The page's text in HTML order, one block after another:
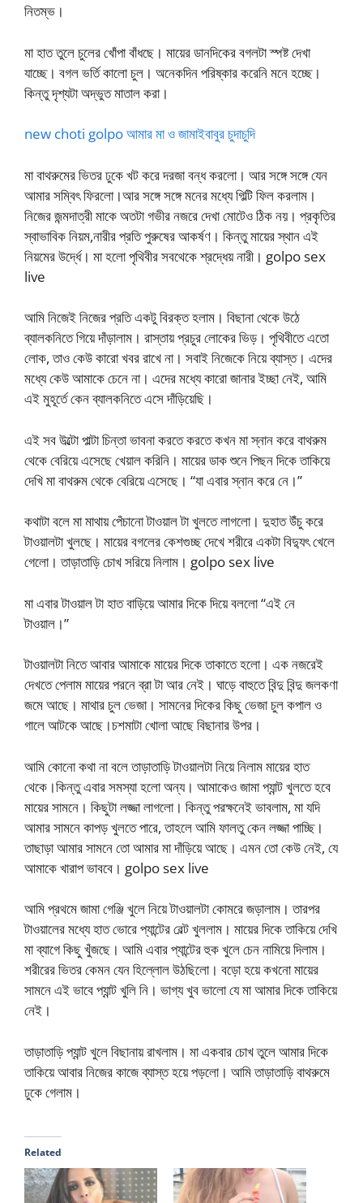
নিতম্ভ।
মা হাত তুলে চুলের খোঁপা বাঁধছে। মায়ের ডানদিকের বগলটা স্পষ্ট দেখা
যাচ্ছে। বগল ভর্তি কালো চুল। অনেকদিন পরিষ্কার করেনি মনে হচ্ছে।
কিন্তু দৃশ্যটা অদ্ভুত মাতাল করা।
new choti golpo আমার মা ও জামাইবাবুর চুদাচুদি
মা বাথরুমের ভিতর ঢুকে খট করে দরজা বন্ধ করলো। আর সঙ্গে সঙ্গে যেন
আমার সম্বিৎ ফিরলো।আর সঙ্গে সঙ্গে মনের মধ্যে গিল্টি ফিল করলাম।
নিজের জন্মদাত্রী মাকে অতটা গভীর নজরে দেখা মোটেও ঠিক নয়। প্রকৃতির
স্বাভাবিক নিয়ম,নারীর প্রতি পুরুষের আকর্ষণ। কিন্তু মায়ের স্থান এই
নিয়মের উর্দ্ধে। মা হলো পৃথিবীর সবথেকে শ্রদ্ধেয় নারী। golpo sex
live
আমি নিজেই নিজের প্রতি একটু বিরক্ত হলাম। বিছানা থেকে উঠে
ব্যালকনিতে গিয়ে দাঁড়ালাম। রাস্তায় প্রচুর লোকের ভিড়। পৃথিবীতে এতো
লোক, তাও কেউ কারো খবর রাখে না। সবাই নিজেকে নিয়ে ব্যাস্ত। এদের
মধ্যে কেউ আমাকে চেনে না। এদের মধ্যে কারো জানার ইচ্ছা নেই, আমি
এই মুহূর্তে কেন ব্যালকনিতে এসে দাঁড়িয়েছি।
এই সব উল্টো পাল্টা চিন্তা ভাবনা করতে করতে কখন মা স্নান করে বাথরুম
থেকে বেরিয়ে এসেছে খেয়াল করিনি। মায়ের ডাক শুনে পিছন দিকে তাকিয়ে
দেখি মা বাথরুম থেকে বেরিয়ে এসেছে। “যা এবার স্নান করে নে।”
কথাটা বলে মা মাথায় পেঁচানো টাওয়াল টা খুলতে লাগলো। দুহাত উঁচু করে
টাওয়ালটা খুলছে। মায়ের বগলের কেশগুচ্ছ দেখে শরীরে একটা বিদ্যুৎ খেলে
গেলো। তাড়াতাড়ি চোখ সরিয়ে নিলাম। golpo sex live
মা এবার টাওয়াল টা হাত বাড়িয়ে আমার দিকে দিয়ে বললো “এই নে
টাওয়াল।”
টাওয়ালটা নিতে আবার আমাকে মায়ের দিকে তাকাতে হলো। এক নজরেই
দেখতে পেলাম মায়ের পরনে ব্রা টা আর নেই। ঘাড়ে বাহুতে বিন্দু বিন্দু জলকণা
জমে আছে। মাথার চুল ভেজা। সামনের দিকের কিছু ভেজা চুল কপাল ও
গালে আটকে আছে।চশমাটা খোলা আছে বিছানার উপর।
আমি কোনো কথা না বলে তাড়াতাড়ি টাওয়ালটা নিয়ে নিলাম মায়ের হাত
থেকে।কিন্তু এবার সমস্যা হলো অন্য। আমাকেও জামা প্যান্ট খুলতে হবে
মায়ের সামনে। কিছুটা লজ্জা লাগলো। কিন্তু পরক্ষনেই ভাবলাম, মা যদি
আমার সামনে কাপড় খুলতে পারে, তাহলে আমি ফালতু কেন লজ্জা পাচ্ছি।
তাছাড়া আমার সামনে তো আমার মা দাঁড়িয়ে আছে। এমন তো কেউ নেই, যে
আমাকে খারাপ ভাববে। golpo sex live
আমি প্রথমে জামা গেঞ্জি খুলে নিয়ে টাওয়ালটা কোমরে জড়ালাম। তারপর
টাওয়ালের মধ্যে হাত ভোরে প্যান্টের বেল্ট খুললাম। মায়ের দিকে তাকিয়ে দেখি
মা ব্যাগে কিছু খুঁজছে। আমি এবার প্যান্টের হুক খুলে চেন নামিয়ে দিলাম।
শরীরের ভিতর কেমন যেন হিল্লোল উঠছিলো। বড়ো হয়ে কখনো মায়ের
সামনে এই ভাবে প্যান্ট খুলি নি। ভাগ্য খুব ভালো যে মা আমার দিকে তাকিয়ে
নেই।
তাড়াতাড়ি প্যান্ট খুলে বিছানায় রাখলাম। মা একবার চোখ তুলে আমার দিকে
তাকিয়ে আবার নিজের কাজে ব্যাস্ত হয়ে পড়লো। আমি তাড়াতাড়ি বাথরুমে
ঢুকে গেলাম।
Related